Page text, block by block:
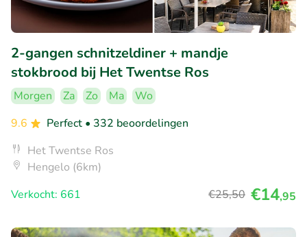
2-gangen schnitzeldiner + mandje
stokbrood bij Het Twentse Ros
Morgen Za Zo Ma
Wo
9.6
Perfect • 332 beoordelingen
Het Twentse Ros
Hengelo (6km)
Verkocht: 661
€25,50 €14,95